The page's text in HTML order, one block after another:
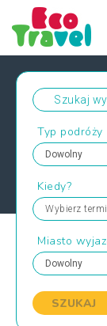
Typ podróży
Kiedy?
Wybierz
Miasto
SZUKAJ